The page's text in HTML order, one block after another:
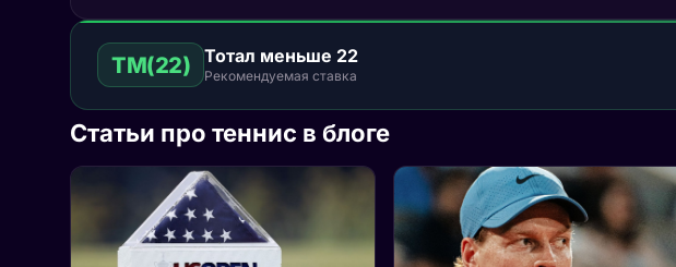
ТМ(22) Тотал меньше 22
Рекомендуемая ставка
Статьи про теннис в блоге